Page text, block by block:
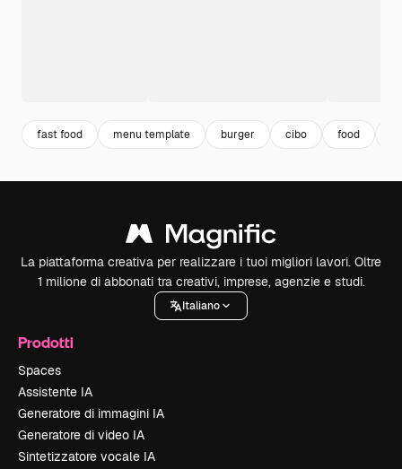
fast food menu template burger cibo food
La piattaforma creativa per realizzare i tuoi migliori lavori. Oltre
1 milione di abbonati tra creativi, imprese, agenzie e studi.
Italiano
Prodotti
Spaces
Assistente IA
Generatore di immagini IA
Generatore di video IA
Sintetizzatore vocale IA